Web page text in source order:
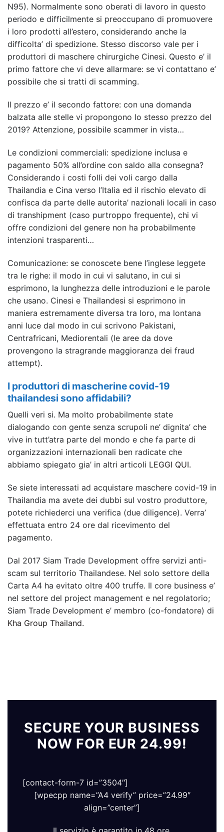
N95). Normalmente sono oberati di lavoro in questo
periodo e difficilmente si preoccupano di promuovere
i loro prodotti all’estero, considerando anche la
difficolta’ di spedizione. Stesso discorso vale per i
produttori di maschere chirurgiche Cinesi. Questo e’ il
primo fattore che vi deve allarmare: se vi contattano e’
possibile che si tratti di scamming.
Il prezzo e’ il secondo fattore: con una domanda
balzata alle stelle vi propongono lo stesso prezzo del
2019? Attenzione, possibile scammer in vista…
Le condizioni commerciali: spedizione inclusa e
pagamento 50% all’ordine con saldo alla consegna?
Considerando i costi folli dei voli cargo dalla
Thailandia e Cina verso l’Italia ed il rischio elevato di
confisca da parte delle autorita’ nazionali locali in caso
di transhipment (caso purtroppo frequente), chi vi
offre condizioni del genere non ha probabilmente
intenzioni trasparenti…
Comunicazione: se conoscete bene l’inglese leggete
tra le righe: il modo in cui vi salutano, in cui si
esprimono, la lunghezza delle introduzioni e le parole
che usano. Cinesi e Thailandesi si esprimono in
maniera estremamente diversa tra loro, ma lontana
anni luce dal modo in cui scrivono Pakistani,
Centrafricani, Mediorentali (le aree da dove
provengono la stragrande maggioranza dei fraud
attempt).
I produttori di mascherine covid-19
thailandesi sono affidabili?
Quelli veri si. Ma molto probabilmente state
dialogando con gente senza scrupoli ne’ dignita’ che
vive in tutt’atra parte del mondo e che fa parte di
organizzazioni internazionali ben radicate che
abbiamo spiegato gia’ in altri articoli LEGGI QUI.
Se siete interessati ad acquistare maschere covid-19 in
Thailandia ma avete dei dubbi sul vostro produttore,
potete richiederci una verifica (due diligence). Verra’
effettuata entro 24 ore dal ricevimento del
pagamento.
Dal 2017 Siam Trade Development offre servizi anti-
scam sul territorio Thailandese. Nel solo settore della
Carta A4 ha evitato oltre 400 truffe. Il core business e’
nel settore del project management e nel regolatorio;
Siam Trade Development e’ membro (co-fondatore) di
Kha Group Thailand.
SECURE YOUR BUSINESS
NOW FOR EUR 24.99!
[contact-form-7 id=”3504″]
[wpecpp name=”A4 verify” price=”24.99″
align=”center”]